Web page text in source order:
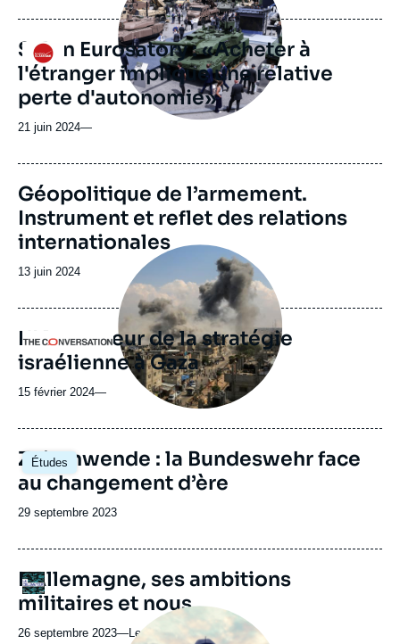
Logo
Salon Eurosatory : «Acheter à
l'étranger implique une relative
perte d'autonomie»
21 juin 2024—
Image
de
couverture
de
la
Géopolitique de l’armement.
Instrument et reflet des relations
internationales
Date
publication
13 juin 2024
Logo
Image
principale
médiatique
L'IA au coeur de la stratégie
israélienne à Gaza
15 février 2024—
Études
Zeitenwende : la Bundeswehr face
au changement d’ère
Date
publication
29 septembre 2023
Logo
L'Allemagne, ses ambitions
militaires et nous
26 septembre 2023—Nom
Le collimateur
Image
principale